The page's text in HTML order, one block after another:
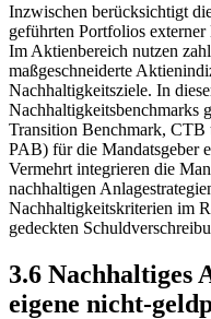
Inzwischen berücksichtigt
geführten Portfolios
Im Aktienbereich nutzen
maßgeschneiderte
Nachhaltigkeitsziele. In
Nachhaltigkeitsbenchmarks
Transition Benchmark, CTB
PAB) für die Mandatsgeber
Vermehrt integrieren die
nachhaltigen
Nachhaltigkeitskriterien im
gedeckten
3.6 Nachhaltiges
eigene